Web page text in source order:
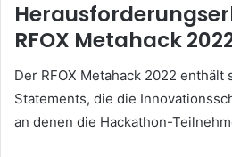
RFOX Metahack
Der RFOX Metahack 2022 enthält
Statements, die die
an denen die Hackathon-